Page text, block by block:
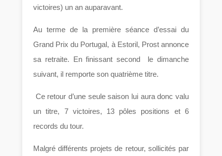
victoires) un an auparavant.
Au terme de la première séance d’essai du
Grand Prix du Portugal, à Estoril, Prost annonce
sa retraite. En finissant second le dimanche
suivant, il remporte son quatrième titre.
Ce retour d’une seule saison lui aura donc valu
un titre, 7 victoires, 13 pôles positions et 6
records du tour.
Malgré différents projets de retour, sollicités par